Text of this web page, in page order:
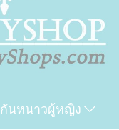
นหนาวผู้หญิง